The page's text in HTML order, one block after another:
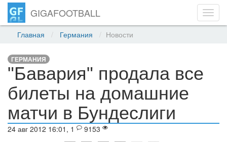
GIGAFOOTBALL
Главная Германия Новости
ГЕРМАНИЯ
"Бавария" продала все
билеты на домашние
матчи в Бундеслиги
24 авг 2012 16:01, 1 9153